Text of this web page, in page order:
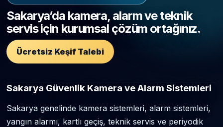
Sakarya’da kamera, alarm ve teknik
servis için kurumsal çözüm ortağınız.
Ücretsiz Keşif Talebi
Sakarya Güvenlik Kamera ve Alarm Sistemleri
Sakarya genelinde kamera sistemleri, alarm sistemleri,
yangın alarmı, kartlı geçiş, teknik servis ve periyodik